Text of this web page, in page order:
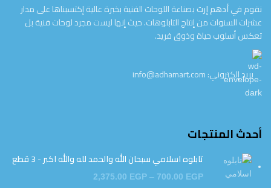
نقوم فيأدهم إرتبصناعة اللوحات الفنية بخبرة عالية إكتسبناها على مدار
عشرات السنوات من إنتاج التابلوهات. حيث إنها ليست مجرد لوحات فنية بل
تعكس أسلوب حياة وذوق فريد.
بريد إلكتروني: info@adhamart.com
أحدث المنتجات
تابلوه اسلامي سبحان الله والحمد لله والله اكبر - 3 قطع
700.00 EGP
–
2,375.00 EGP